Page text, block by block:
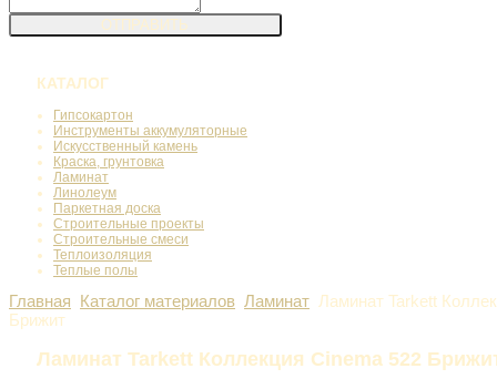
КАТАЛОГ
Гипсокартон
Инструменты аккумуляторные
Искусственный камень
Краска, грунтовка
Ламинат
Линолеум
Паркетная доска
Строительные проекты
Строительные смеси
Теплоизоляция
Теплые полы
Главная Каталог материалов Ламинат Ламинат Tarkett
Брижит
Ламинат Tarkett Коллекция Cinema 522